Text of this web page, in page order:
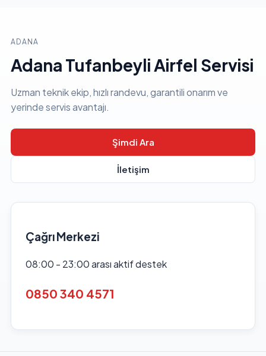
ADANA
Adana Tufanbeyli Airfel Servisi
Uzman teknik ekip, hızlı randevu, garantili onarım ve
yerinde servis avantajı.
Şimdi Ara
İletişim
Çağrı Merkezi
08:00 - 23:00 arası aktif destek
0850 340 4571